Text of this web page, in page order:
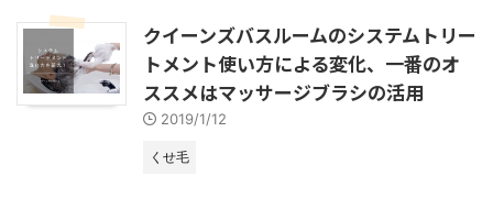
クイーンズバスルームのシステムトリー
トメント使い方による変化、一番のオ
ススメはマッサージブラシの活用
2019/1/12
くせ毛